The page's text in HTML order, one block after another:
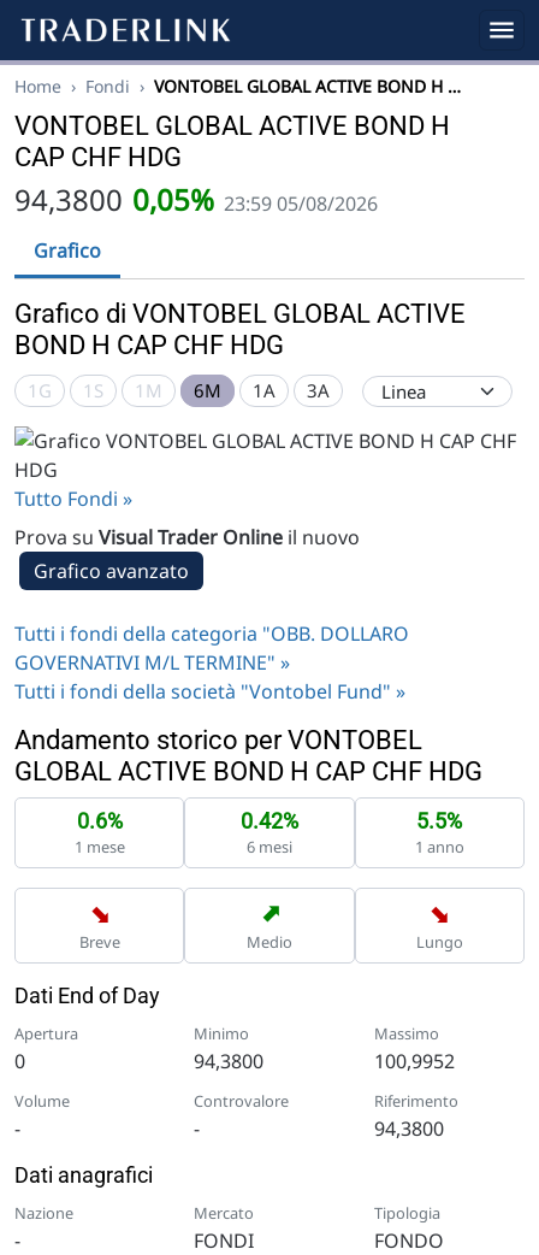
Home › Fondi › VONTOBEL GLOBAL ACTIVE BOND H …
VONTOBEL GLOBAL ACTIVE BOND H
CAP CHF HDG
94,3800 0,05% 23:59 05/08/2026
Grafico
Grafico di VONTOBEL GLOBAL ACTIVE
BOND H CAP CHF HDG
1G 1S 1M 6M 1A 3A
Tutto Fondi »
Prova su Visual Trader Online il nuovo
Grafico avanzato
Tutti i fondi della categoria "OBB. DOLLARO
GOVERNATIVI M/L TERMINE" »
Tutti i fondi della società "Vontobel Fund" »
Andamento storico per VONTOBEL
GLOBAL ACTIVE BOND H CAP CHF HDG
0.6%
1 mese
0.42%
6 mesi
5.5%
1 anno
➡
Breve
➡
Medio
➡
Lungo
Dati End of Day
Apertura
0
Minimo
94,3800
Massimo
100,9952
Volume
-
Controvalore
-
Riferimento
94,3800
Dati anagrafici
Nazione
-
Mercato
FONDI
Tipologia
FONDO